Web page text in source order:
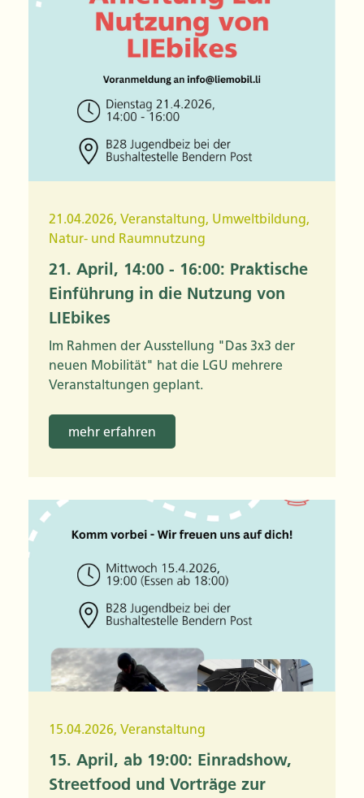
21.04.2026, Veranstaltung, Umweltbildung,
Natur- und Raumnutzung
21. April, 14:00 - 16:00: Praktische
Einführung in die Nutzung von
LIEbikes
Im Rahmen der Ausstellung "Das 3x3 der
neuen Mobilität" hat die LGU mehrere
Veranstaltungen geplant.
mehr erfahren
15.04.2026, Veranstaltung
15. April, ab 19:00: Einradshow,
Streetfood und Vorträge zur